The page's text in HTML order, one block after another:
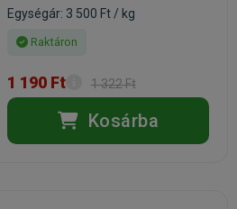
Egységár: 3 500 Ft / kg
Raktáron
1 190 Ft 1 322 Ft
Kosárba